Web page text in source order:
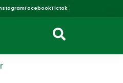
FacebookTictok